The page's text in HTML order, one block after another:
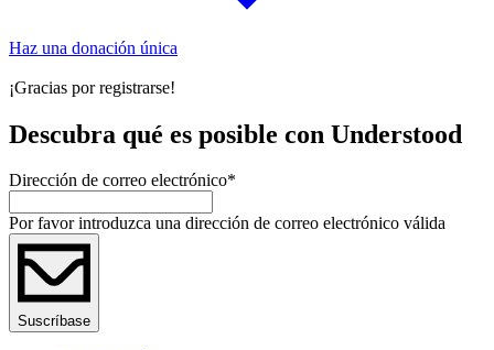
Haz una donación única
¡Gracias por registrarse!
Descubra qué es posible con Understood
Dirección de correo electrónico*
Por favor introduzca una dirección de correo electrónico válida
Suscríbase